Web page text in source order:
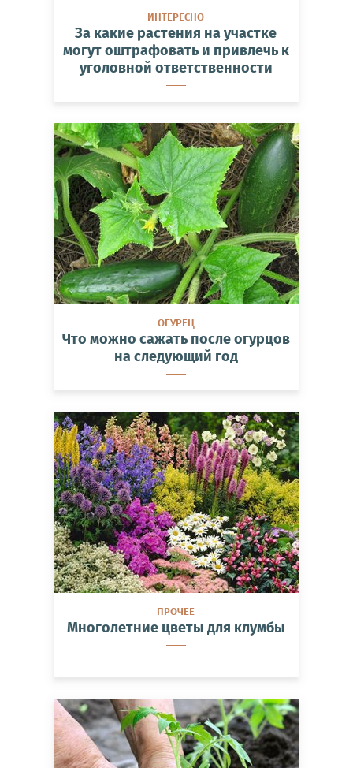
ИНТЕРЕСНО
За какие растения на участке
могут оштрафовать и привлечь к
уголовной ответственности
ОГУРЕЦ
Что можно сажать после огурцов
на следующий год
ПРОЧЕЕ
Многолетние цветы для клумбы